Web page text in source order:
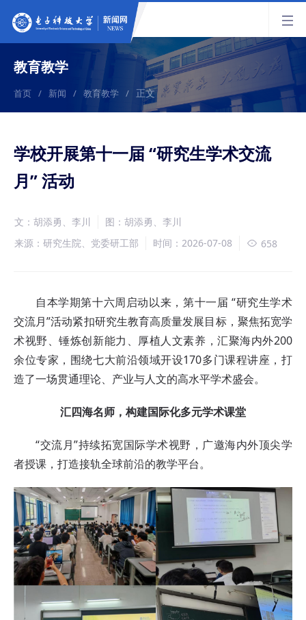
教育教学
首页 / 新闻 / 教育教学 / 正文
学校开展第十一届 “研究生学术交流
月” 活动
文：胡添勇、李川
图：胡添勇、李川
来源：研究生院、党委研工部
时间：2026-07-08 658
自本学期第十六周启动以来，第十一届 “研究生学术
交流月”活动紧扣研究生教育高质量发展目标，聚焦拓宽学
术视野、锤炼创新能力、厚植人文素养，汇聚海内外200
余位专家，围绕七大前沿领域开设170多门课程讲座，打
造了一场贯通理论、产业与人文的高水平学术盛会。
汇四海名师，构建国际化多元学术课堂
“交流月”持续拓宽国际学术视野，广邀海内外顶尖学
者授课，打造接轨全球前沿的教学平台。